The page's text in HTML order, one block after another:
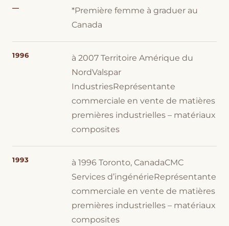
—
*Première femme à graduer au
Canada
1996
à 2007 Territoire Amérique du
NordValspar
IndustriesReprésentante
commerciale en vente de matières
premières industrielles – matériaux
composites
1993
à 1996 Toronto, CanadaCMC
Services d’ingénérieReprésentante
commerciale en vente de matières
premières industrielles – matériaux
composites